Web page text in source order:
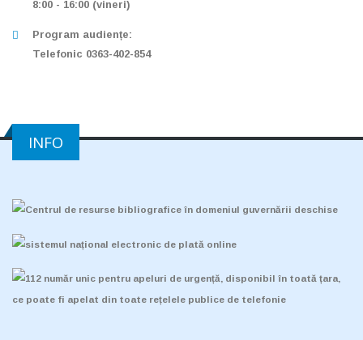
8:00 - 16:00 (vineri)
Program audiențe:
Telefonic 0363-402-854
INFO